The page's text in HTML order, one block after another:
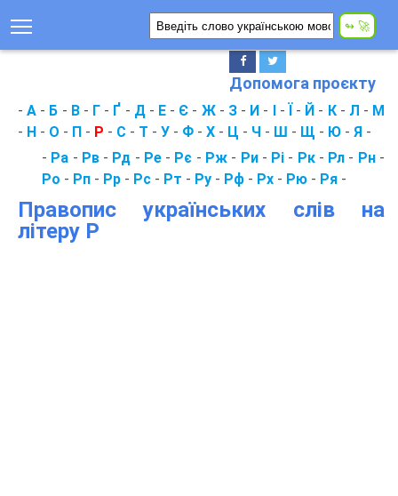
Допомога проєкту
-А - Б - В- Г - Ґ - Д- Е - Є - Ж- З- И - І- Ї- Й - К- Л - М
- Н - О - П - Р - С - Т - У - Ф - Х - Ц - Ч - Ш - Щ - Ю - Я -
- Ра - Рв- Рд - Ре- Рє - Рж - Ри- Рі - Рк- Рл - Рн-
Ро - Рп - Рр - Рс - Рт - Ру - Рф - Рх - Рю - Ря -
Правопис українських слів на
літеру Р